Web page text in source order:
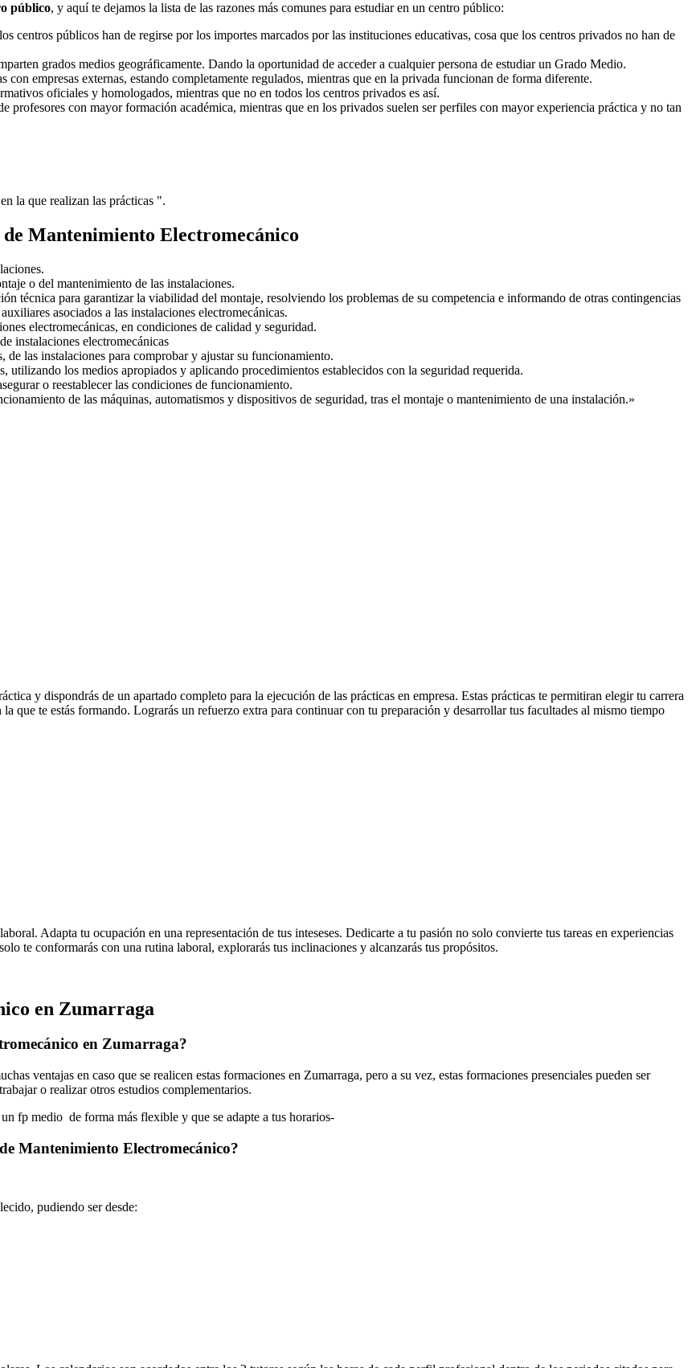
público, y aquí te dejamos la lista de las razones más comunes para estudiar en un centro público:
centros públicos han de regirse por los importes marcados por las instituciones educativas, cosa que los centros privados no han de
grados medios geográficamente. Dando la oportunidad de acceder a cualquier persona de estudiar un Grado Medio.
empresas externas, estando completamente regulados, mientras que en la privada funcionan de forma diferente.
oficiales y homologados, mientras que no en todos los centros privados es así.
profesores con mayor formación académica, mientras que en los privados suelen ser perfiles con mayor experiencia práctica y no tan
la que realizan las prácticas ".
Mantenimiento Electromecánico
o del mantenimiento de las instalaciones.
técnica para garantizar la viabilidad del montaje, resolviendo los problemas de su competencia e informando de otras contingencias
asociados a las instalaciones electromecánicas.
electromecánicas, en condiciones de calidad y seguridad.
instalaciones electromecánicas
las instalaciones para comprobar y ajustar su funcionamiento.
utilizando los medios apropiados y aplicando procedimientos establecidos con la seguridad requerida.
o reestablecer las condiciones de funcionamiento.
de las máquinas, automatismos y dispositivos de seguridad, tras el montaje o mantenimiento de una instalación.»
y dispondrás de un apartado completo para la ejecución de las prácticas en empresa. Estas prácticas te permitiran elegir tu carrera
que te estás formando. Lograrás un refuerzo extra para continuar con tu preparación y desarrollar tus facultades al mismo tiempo
Adapta tu ocupación en una representación de tus inteseses. Dedicarte a tu pasión no solo convierte tus tareas en experiencias
te conformarás con una rutina laboral, explorarás tus inclinaciones y alcanzarás tus propósitos.
en Zumarraga
en Zumarraga?
ventajas en caso que se realicen estas formaciones en Zumarraga, pero a su vez, estas formaciones presenciales pueden ser
o realizar otros estudios complementarios.
fp medio de forma más flexible y que se adapte a tus horarios-
Mantenimiento Electromecánico?
pudiendo ser desde: